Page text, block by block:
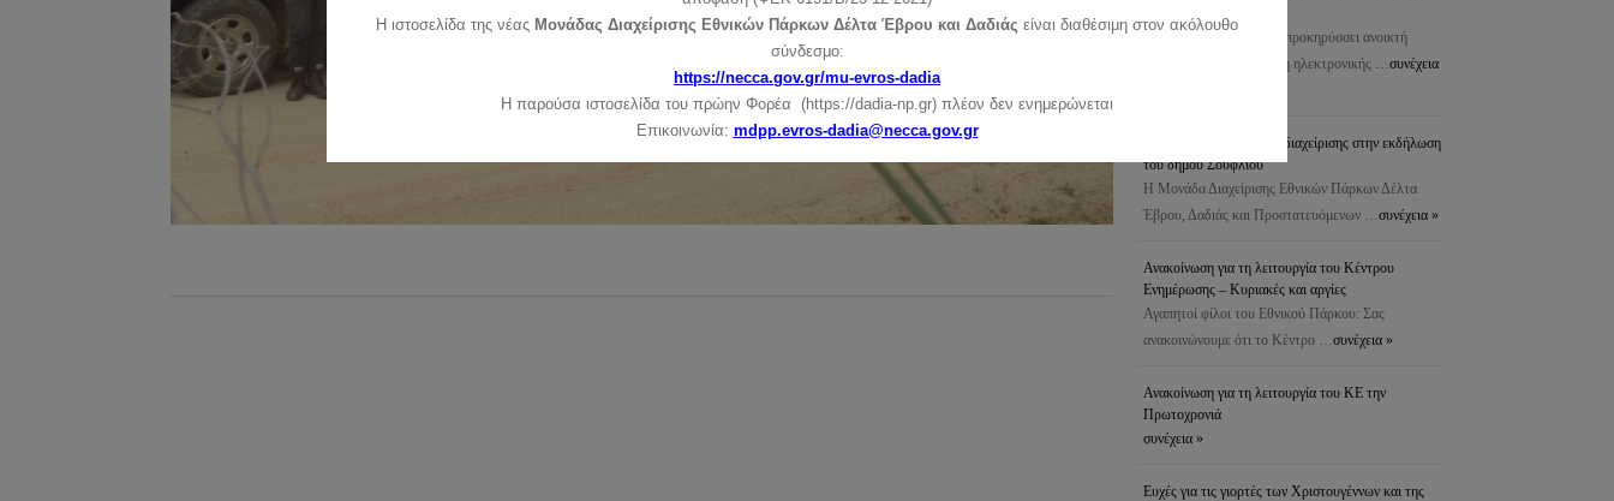
Το Δασαρχείο Σουφλίου προκηρύσσει ανοικτή
διαδικασία για τη σύναψη ηλεκτρονικής …συνέχεια
Συμμετοχή της μονάδας διαχείρισης στην εκδήλωση
του δήμου Σουφλίου
Η Μονάδα Διαχείρισης Εθνικών Πάρκων Δέλτα
Έβρου, Δαδιάς και Προστατευόμενων …συνέχεια »
Ανακοίνωση για τη λειτουργία του Κέντρου
Ενημέρωσης – Κυριακές και αργίες
Αγαπητοί φίλοι του Εθνικού Πάρκου: Σας
ανακοινώνουμε ότι το Κέντρο …συνέχεια »
Ανακοίνωση για τη λειτουργία του ΚΕ την
Πρωτοχρονιά
συνέχεια »
Ευχές για τις γιορτές των Χριστουγέννων και της
Η ιστοσελίδα της νέας Μονάδας Διαχείρισης Εθνικών Πάρκων Δέλτα Έβρου και Δαδιάς είναι διαθέσιμη στον ακόλουθο
σύνδεσμο:
https://necca.gov.gr/mu-evros-dadia
Η παρούσα ιστοσελίδα του πρώην Φορέα (https://dadia-np.gr) πλέον δεν ενημερώνεται
Επικοινωνία: mdpp.evros-dadia@necca.gov.gr